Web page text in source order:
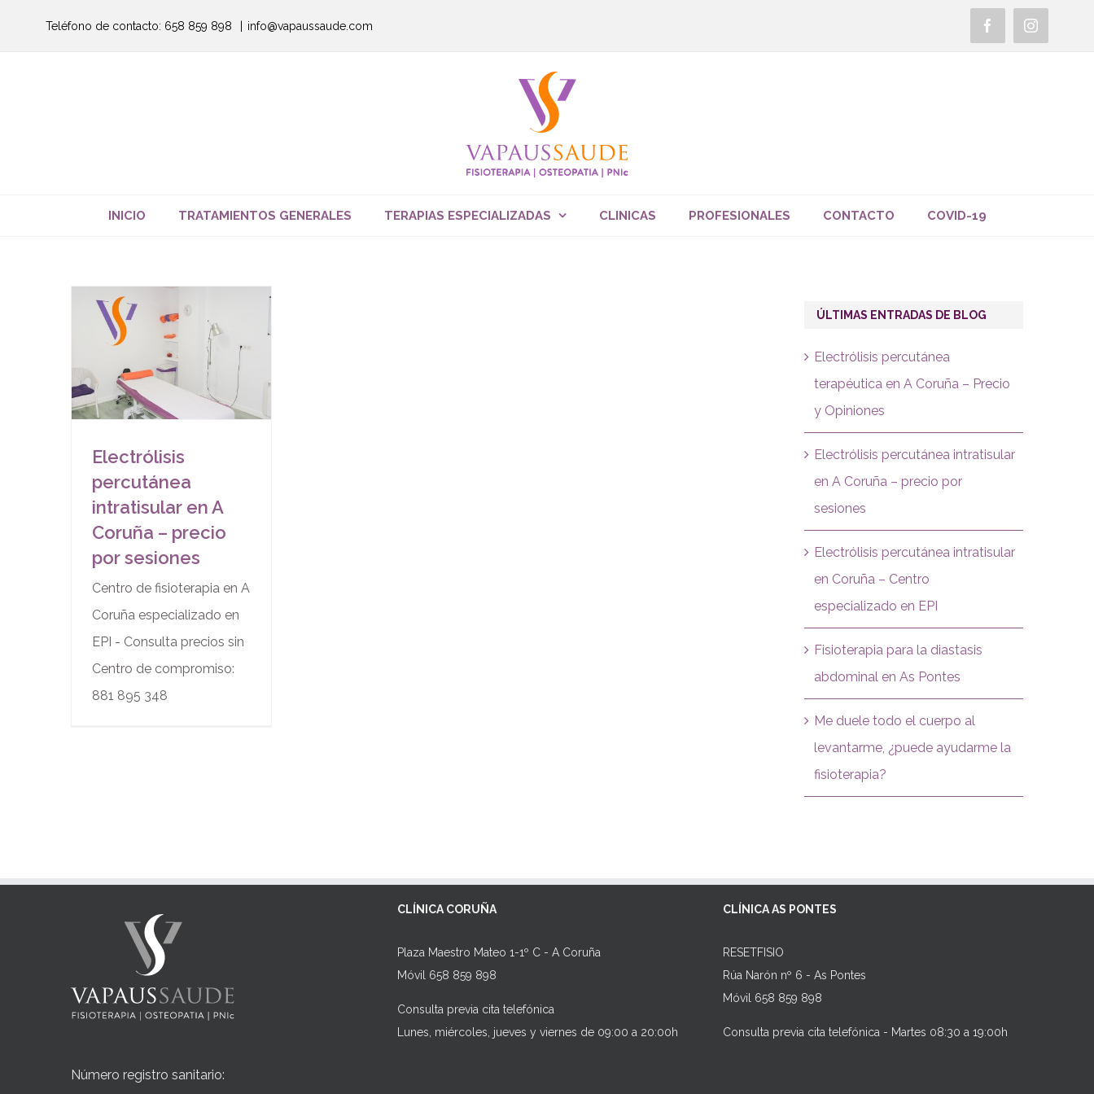
Teléfono de contacto: 658 859 898 | info@vapaussaude.com Facebook
INICIO TRATAMIENTOS GENERALES TERAPIAS ESPECIALIZADAS CLINICAS PROFESIONALES CONTACTO COVID-19
Electrólisis
percutánea
intratisular en A
Coruña – precio
por sesiones
Centro de fisioterapia en A
Coruña especializado en
EPI - Consulta precios sin
Centro de compromiso:
881 895 348
ÚLTIMAS ENTRADAS DE BLOG
Electrólisis percutánea
terapéutica en A Coruña – Precio
y Opiniones
Electrólisis percutánea intratisular
en A Coruña – precio por
sesiones
Electrólisis percutánea intratisular
en Coruña – Centro
especializado en EPI
Fisioterapia para la diastasis
abdominal en As Pontes
Me duele todo el cuerpo al
levantarme, ¿puede ayudarme la
fisioterapia?
Número registro sanitario:
CLÍNICA CORUÑA
Plaza Maestro Mateo 1-1º C - A Coruña
Móvil 658 859 898
Consulta previa cita telefónica
Lunes, miércoles, jueves y viernes de 09:00 a 20:00h
CLÍNICA AS PONTES
RESETFISIO
Rúa Narón nº 6 - As Pontes
Móvil 658 859 898
Consulta previa cita telefónica - Martes 08:30 a 19:00h